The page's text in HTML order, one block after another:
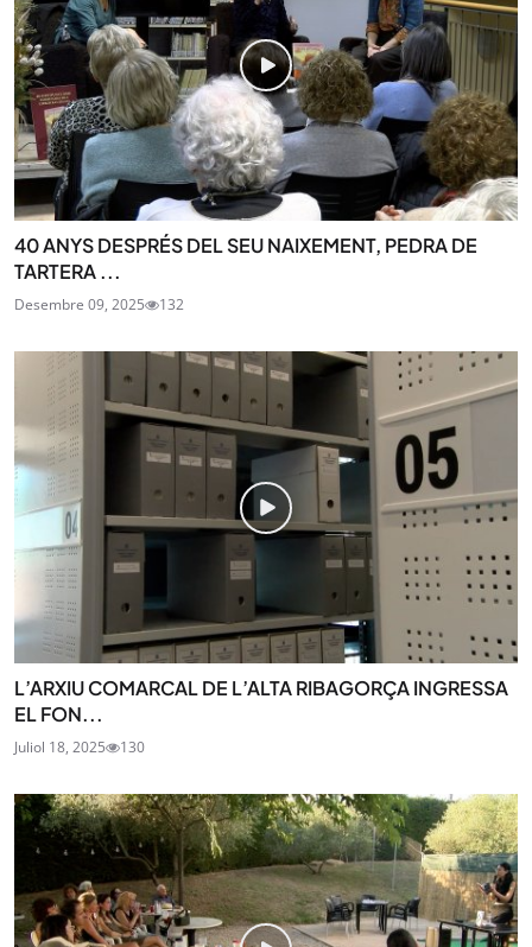
40 ANYS DESPRÉS DEL SEU NAIXEMENT, PEDRA DE
TARTERA ...
Desembre 09, 2025 132
L’ARXIU COMARCAL DE L’ALTA RIBAGORÇA INGRESSA
EL FON...
Juliol 18, 2025 130